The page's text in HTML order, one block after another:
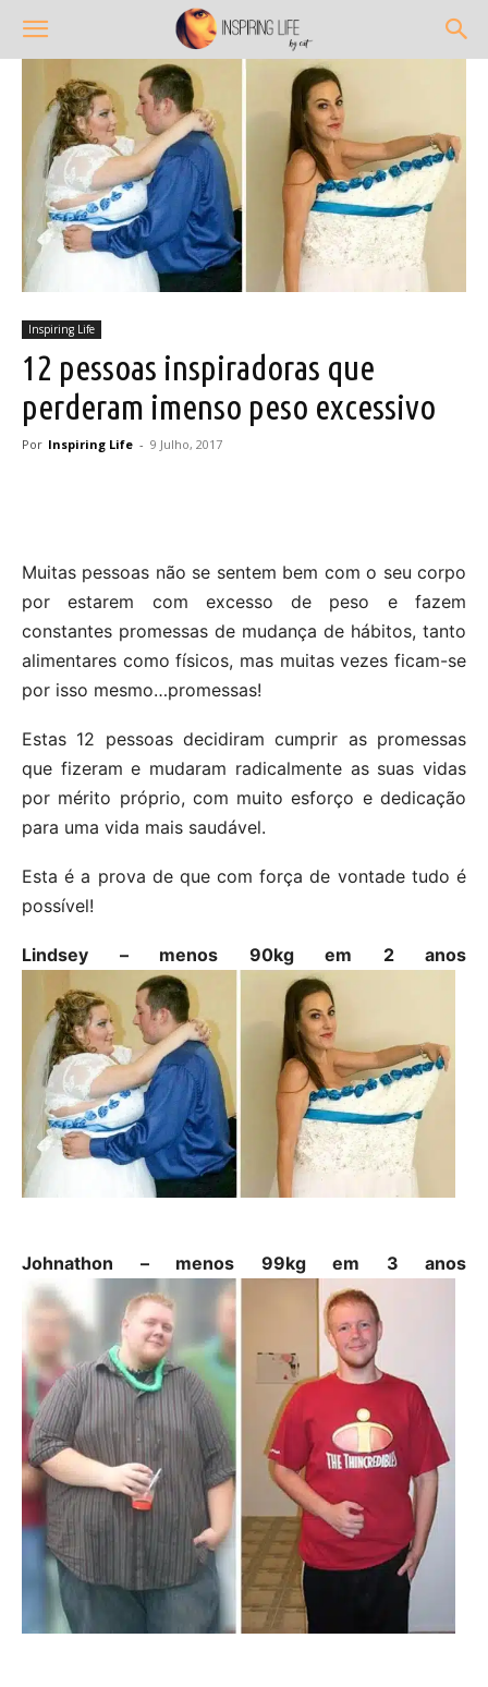
Inspiring Life
12 pessoas inspiradoras que
perderam imenso peso excessivo
Por Inspiring Life - 9 Julho, 2017
Muitas pessoas não se sentem bem com o seu corpo
por estarem com excesso de peso e fazem
constantes promessas de mudança de hábitos, tanto
alimentares como físicos, mas muitas vezes ficam-se
por isso mesmo…promessas!
Estas 12 pessoas decidiram cumprir as promessas
que fizeram e mudaram radicalmente as suas vidas
por mérito próprio, com muito esforço e dedicação
para uma vida mais saudável.
Esta é a prova de que com força de vontade tudo é
possível!
Lindsey – menos 90kg em 2 anos
Johnathon – menos 99kg em 3 anos